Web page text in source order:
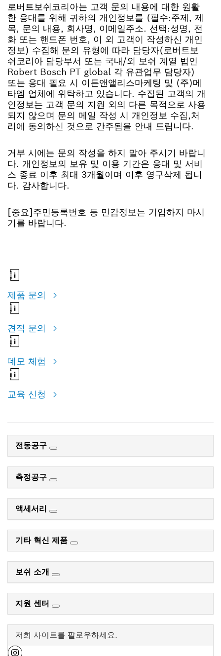
로버트보쉬코리아는 고객 문의 내용에 대한 원활
한 응대를 위해 귀하의 개인정보를 (필수:주제, 제
목, 문의 내용, 회사명, 이메일주소. 선택:성명, 전
화 또는 핸드폰 번호, 이 외 고객이 작성하신 개인
정보) 수집해 문의 유형에 따라 담당자(로버트보
쉬코리아 담당부서 또는 국내/외 보쉬 계열 법인
Robert Bosch PT global 각 유관업무 담당자)
또는 응대 필요 시 이든앤앨리스마케팅 및 (주)메
타엠 업체에 위탁하고 있습니다. 수집된 고객의 개
인정보는 고객 문의 지원 외의 다른 목적으로 사용
되지 않으며 문의 메일 작성 시 개인정보 수집,처
리에 동의하신 것으로 간주됨을 안내 드립니다.
거부 시에는 문의 작성을 하지 말아 주시기 바랍니
다. 개인정보의 보유 및 이용 기간은 응대 및 서비
스 종료 이후 최대 3개월이며 이후 영구삭제 됩니
다. 감사합니다.
[중요]주민등록번호 등 민감정보는 기입하지 마시
기를 바랍니다.
제품 문의
견적 문의
데모 체험
교육 신청
전동공구
측정공구
액세서리
기타 혁신 제품
보쉬 소개
지원 센터
저희 사이트를 팔로우하세요.